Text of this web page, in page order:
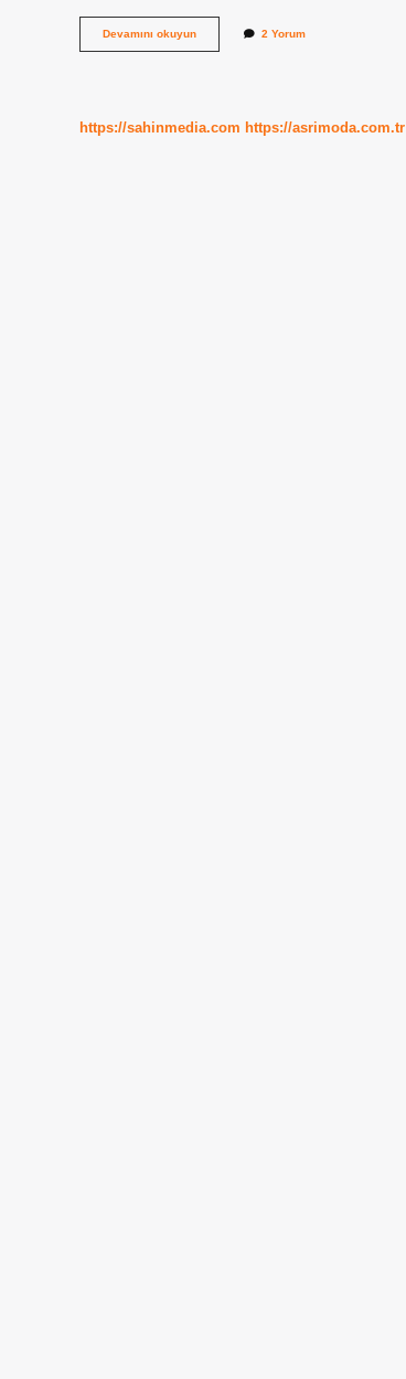
Devamını okuyunÇocuk
Parkları
2 Yorum
https://sahinmedia.com https://asrimoda.com.tr